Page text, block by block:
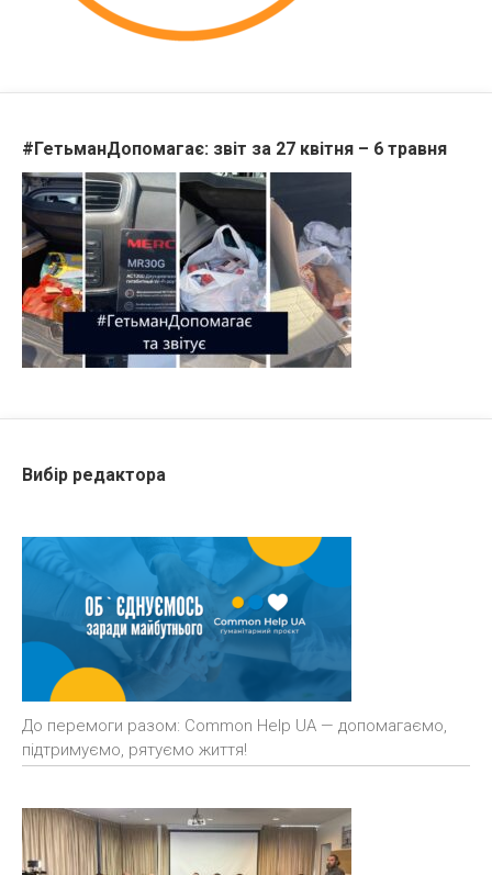
#ГетьманДопомагає: звіт за 27 квітня – 6 травня
Вибір редактора
До перемоги разом: Common Help UA — допомагаємо,
підтримуємо, рятуємо життя!